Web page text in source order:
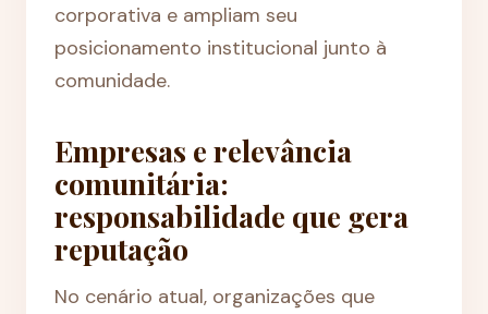
corporativa e ampliam seu
posicionamento institucional junto à
comunidade.
Empresas e relevância
comunitária:
responsabilidade que gera
reputação
No cenário atual, organizações que